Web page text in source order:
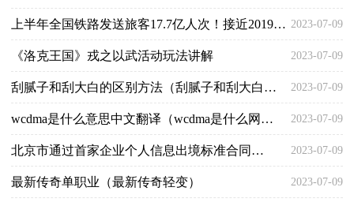
上半年全国铁路发送旅客17.7亿人次！接近2019年同期水平 2023-07-09
《洛克王国》戎之以武活动玩法讲解 2023-07-09
刮腻子和刮大白的区别方法（刮腻子和刮大白的区别） 2023-07-09
wcdma是什么意思中文翻译（wcdma是什么网络） 2023-07-09
北京市通过首家企业个人信息出境标准合同备案 2023-07-09
最新传奇单职业（最新传奇轻变） 2023-07-09